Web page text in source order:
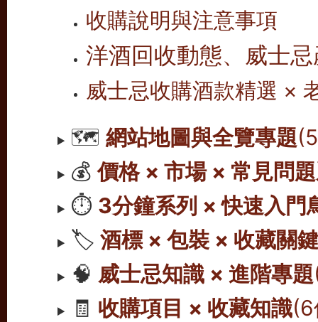
收購說明與注意事項
洋酒回收動態、威士
威士忌收購酒款精選 ×
🗺️網站地圖與全覽專題
💰價格 × 市場 × 常見問
⏱️ 3分鐘系列 × 快速入門
🏷️酒標 × 包裝 × 收藏關
🧠 威士忌知識 × 進階專題
🧾 收購項目 × 收藏知識